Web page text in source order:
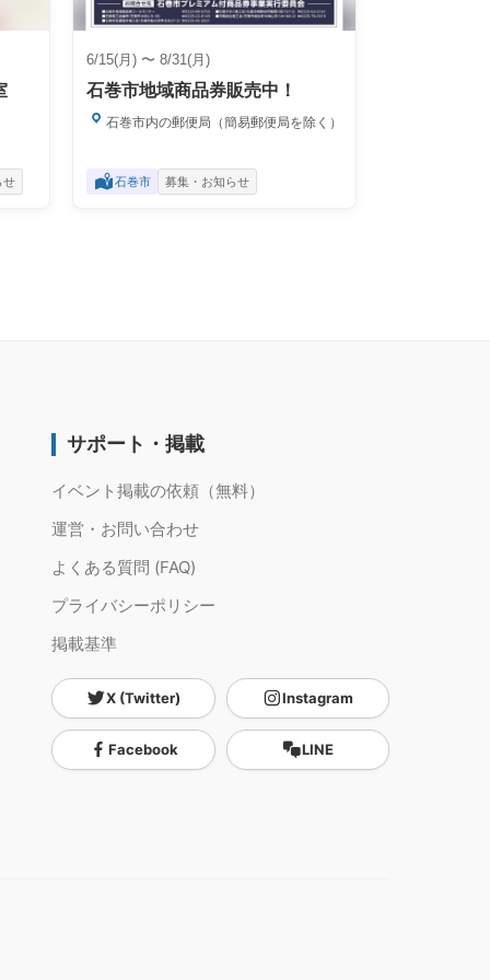
せ
6/15(月) 〜 8/31(月)
石巻市地域商品券販売中！
石巻市内の郵便局（簡易郵便局を除く）
石巻市 募集・お知らせ
サポート・掲載
イベント掲載の依頼（無料）
運営・お問い合わせ
よくある質問 (FAQ)
プライバシーポリシー
掲載基準
X (Twitter) Instagram
Facebook LINE